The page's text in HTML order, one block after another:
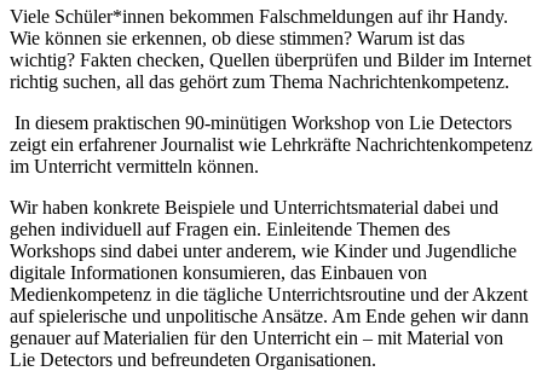
Viele Schüler*innen bekommen Falschmeldungen auf ihr Handy.
Wie können sie erkennen, ob diese stimmen? Warum ist das
wichtig? Fakten checken, Quellen überprüfen und Bilder im Internet
richtig suchen, all das gehört zum Thema Nachrichtenkompetenz.
In diesem praktischen 90-minütigen Workshop von Lie Detectors
zeigt ein erfahrener Journalist wie Lehrkräfte Nachrichtenkompetenz
im Unterricht vermitteln können.
Wir haben konkrete Beispiele und Unterrichtsmaterial dabei und
gehen individuell auf Fragen ein. Einleitende Themen des
Workshops sind dabei unter anderem, wie Kinder und Jugendliche
digitale Informationen konsumieren, das Einbauen von
Medienkompetenz in die tägliche Unterrichtsroutine und der Akzent
auf spielerische und unpolitische Ansätze. Am Ende gehen wir dann
genauer auf Materialien für den Unterricht ein – mit Material von
Lie Detectors und befreundeten Organisationen.